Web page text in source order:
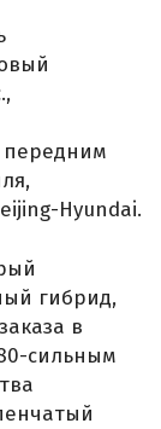
передним
Hyundai.
гибрид,
в
сильным